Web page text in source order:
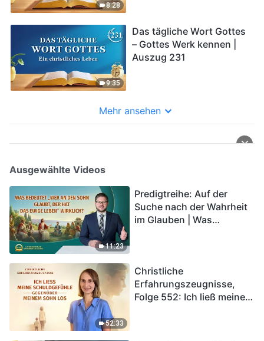
8:28
9:35
Das tägliche Wort Gottes
– Gottes Werk kennen |
Auszug 231
Mehr ansehen
Ausgewählte Videos
11:23
Predigtreihe: Auf der
Suche nach der Wahrheit
im Glauben | Was
52:33
Christliche
Erfahrungszeugnisse,
Folge 552: Ich ließ meine